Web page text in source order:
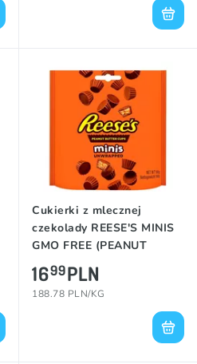
Cukierki z mlecznej
czekolady REESE'S MINIS
GMO FREE (PEANUT
BUTTER), 90g
1699PLN
188.78 PLN/KG